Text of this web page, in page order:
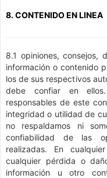
8. CONTENIDO EN LINEA
8.1 opiniones, consejos,
información o contenido
los de sus respectivos
debe confiar en
responsables de este
integridad o utilidad de
no respaldamos ni
confiabilidad de las
realizadas. En
cualquier pérdida o
información u otro